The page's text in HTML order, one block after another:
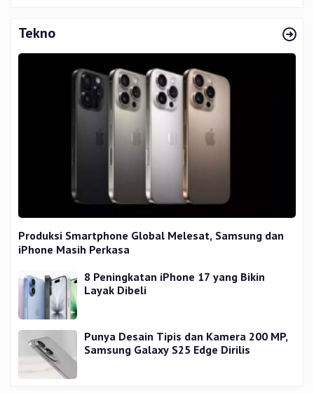
Tekno
Produksi Smartphone Global Melesat, Samsung dan
iPhone Masih Perkasa
8 Peningkatan iPhone 17 yang Bikin
Layak Dibeli
Punya Desain Tipis dan Kamera 200 MP,
Samsung Galaxy S25 Edge Dirilis